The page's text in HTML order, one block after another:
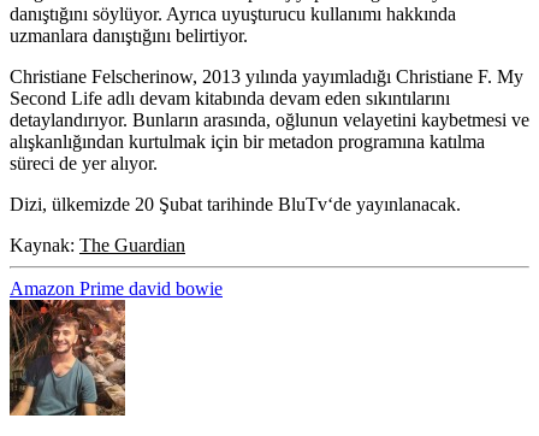
danıştığını söylüyor. Ayrıca uyuşturucu kullanımı hakkında
uzmanlara danıştığını belirtiyor.
Christiane Felscherinow, 2013 yılında yayımladığı Christiane F. My
Second Life adlı devam kitabında devam eden sıkıntılarını
detaylandırıyor. Bunların arasında, oğlunun velayetini kaybetmesi ve
alışkanlığından kurtulmak için bir metadon programına katılma
süreci de yer alıyor.
Dizi, ülkemizde 20 Şubat tarihinde BluTv‘de yayınlanacak.
Kaynak: The Guardian
Amazon Prime david bowie